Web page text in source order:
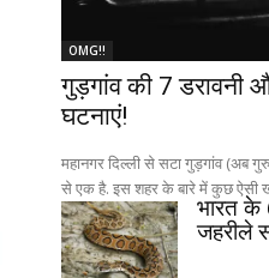
OMG!!
गुड़गांव की 7 डरावनी
घटनाएं!
महानगर दिल्ली से सटा गुड़गांव (अब
से एक है. इस शहर के बारे में कुछ ऐसी
भारत
जहरीले